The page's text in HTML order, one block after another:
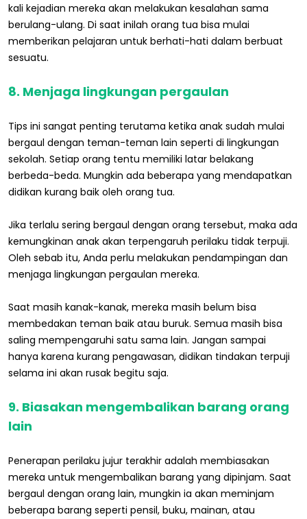
kali kejadian mereka akan melakukan kesalahan sama
berulang-ulang. Di saat inilah orang tua bisa mulai
memberikan pelajaran untuk berhati-hati dalam berbuat
sesuatu.
8. Menjaga lingkungan pergaulan
Tips ini sangat penting terutama ketika anak sudah mulai
bergaul dengan teman-teman lain seperti di lingkungan
sekolah. Setiap orang tentu memiliki latar belakang
berbeda-beda. Mungkin ada beberapa yang mendapatkan
didikan kurang baik oleh orang tua.
Jika terlalu sering bergaul dengan orang tersebut, maka ada
kemungkinan anak akan terpengaruh perilaku tidak terpuji.
Oleh sebab itu, Anda perlu melakukan pendampingan dan
menjaga lingkungan pergaulan mereka.
Saat masih kanak-kanak, mereka masih belum bisa
membedakan teman baik atau buruk. Semua masih bisa
saling mempengaruhi satu sama lain. Jangan sampai
hanya karena kurang pengawasan, didikan tindakan terpuji
selama ini akan rusak begitu saja.
9. Biasakan mengembalikan barang orang
lain
Penerapan perilaku jujur terakhir adalah membiasakan
mereka untuk mengembalikan barang yang dipinjam. Saat
bergaul dengan orang lain, mungkin ia akan meminjam
beberapa barang seperti pensil, buku, mainan, atau